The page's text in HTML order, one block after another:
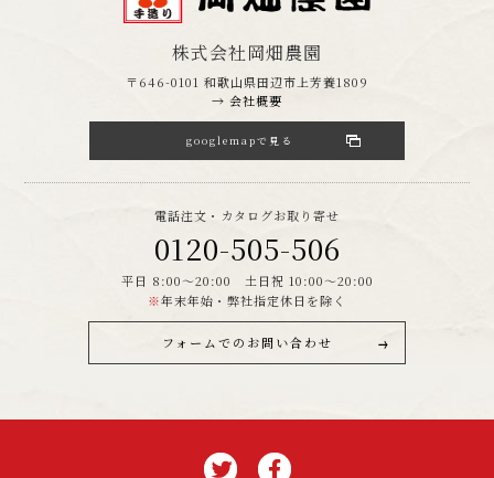
株式会社岡畑農園
〒646-0101 和歌山県田辺市上芳養1809
→ 会社概要
googlemapで見る
電話注文・カタログお取り寄せ
0120-505-506
平日 8:00～20:00 土日祝 10:00～20:00
※年末年始・弊社指定休日を除く
フォームでのお問い合わせ